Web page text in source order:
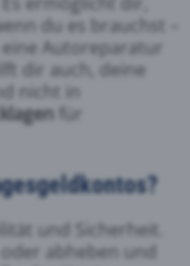
du es brauchst –
Autoreparatur
dir auch, deine
nicht in
für
und Sicherheit.
abheben und